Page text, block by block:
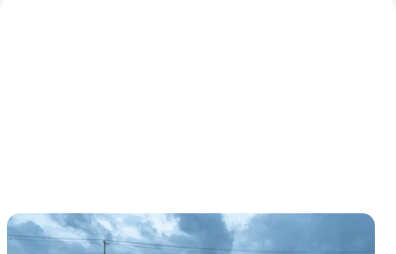
Очень редкий родстер марки Panoz уйдёт с
молотка